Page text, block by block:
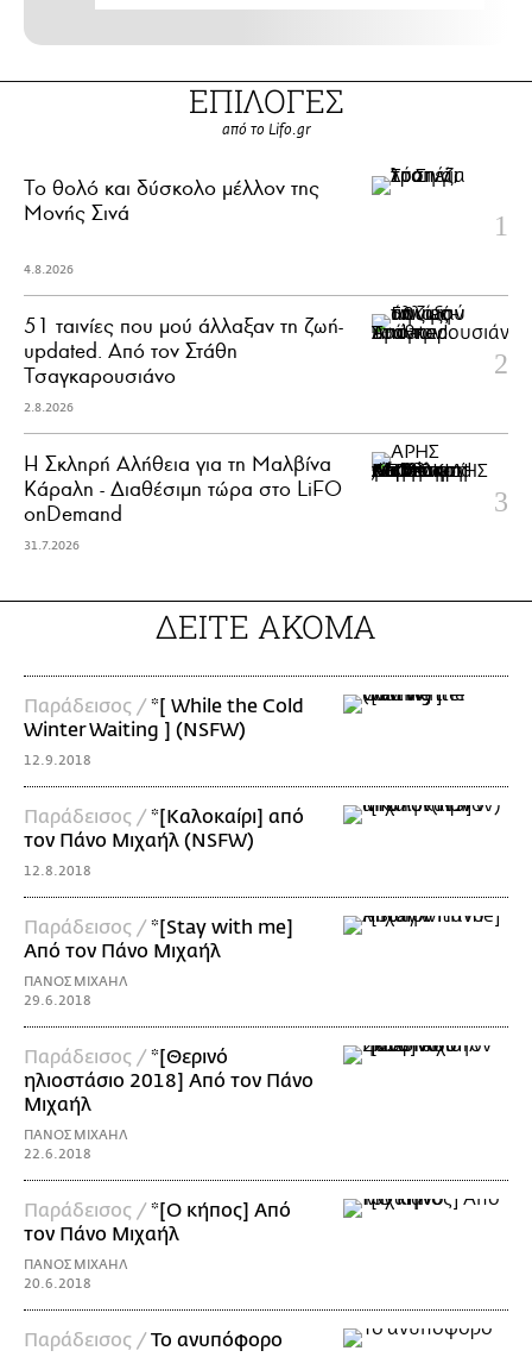
ΕΠΙΛΟΓΕΣ
από το Lifo.gr
Το θολό και δύσκολο μέλλον της
Μονής Σινά
4.8.2026
51 ταινίες που μού άλλαξαν τη ζωή-
updated. Aπό τον Στάθη
Τσαγκαρουσιάνο
2.8.2026
Η Σκληρή Αλήθεια για τη Μαλβίνα
Κάραλη - Διαθέσιμη τώρα στo LiFO
onDemand
31.7.2026
ΔΕΙΤΕ ΑΚΟΜΑ
Παράδεισος / *[ While the Cold
Winter Waiting ] (NSFW)
12.9.2018
Παράδεισος / *[Καλοκαίρι] από
τον Πάνο Μιχαήλ (ΝSFW)
12.8.2018
Παράδεισος / *[Stay with me]
Από τον Πάνο Μιχαήλ
ΠΑΝΟΣ ΜΙΧΑΗΛ
29.6.2018
Παράδεισος / *[Θερινό
ηλιοστάσιο 2018] Από τον Πάνο
Μιχαήλ
ΠΑΝΟΣ ΜΙΧΑΗΛ
22.6.2018
Παράδεισος / *[Ο κήπος] Από
τον Πάνο Μιχαήλ
ΠΑΝΟΣ ΜΙΧΑΗΛ
20.6.2018
Παράδεισος / Το ανυπόφορο